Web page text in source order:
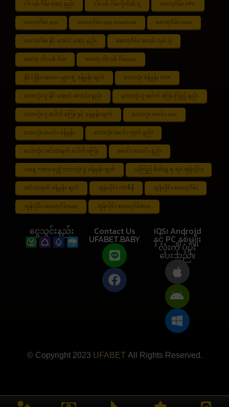
ငါး ပစ် ဂိမ်း ဆော့ နည်း ငါး ပစ် ဂိမ်း ပိုက်ဆံ ရ စလော့ဂိမ်း APK
စလော့ဂိမ်း app စလော့ဂိမ်း app download စလော့ဂိမ်း hack
စလော့ဂိမ်း နိုင် အောင် ဆော့ နည်း စလော့ဂိမ်း အလုပ် လုပ် ပုံ
စလော့ ငါး ပစ် ဂိမ်း စလော့ ငါး ပစ် ဂိမ်းapp
နိုင်ငံခြား tipster များ ရဲ့ ခန့်မှန်း ချက် ဘောလုံး ခန့်မှန်း APK
ဘောလုံး ပွဲ နိုင် အောင် လောင်း နည်း ဘောလုံး ပွဲ ပေါက် ကြေး ကြည့် နည်း
ဘောလုံး ပွဲ ပေါက် ကြေး နှင့် ခန့်မှန်း ချက် ဘောလုံး မောင်း app
ဘောလုံး မောင်း ခန့်မှန်း ဘောလုံး မောင်း တွက် နည်း
ဘောလုံး အင်တာနက် ပေါက် ကြေး မောင်း လောင်း နည်း
ယနေ့ ကစား မည့် ဘောလုံး ပွဲ ခန့်မှန်း ချက် ယုံကြည် စိတ်ချ ရ ဆုံး အွန်လိုင်း
အင်တာနက် ခန့်မှန်း ချက် အွန်လိုင်း ကာစီနို အွန်လိုင်း စလော့ဂိမ်း
အွန်လိုင်း စလော့ဂိမ်းapp အွန်လိုင်း စလော့ဂိမ်းfree
ငွေသွင်းနည်း Contact Us
UFABET.BABY
iOS၊ Android
နှင့် PC နှစ်မျိုး
လုံးကို ပံ့ပိုး
ပေးသည်။
© Copyright 2023 UFABETAll Rights Reserved.